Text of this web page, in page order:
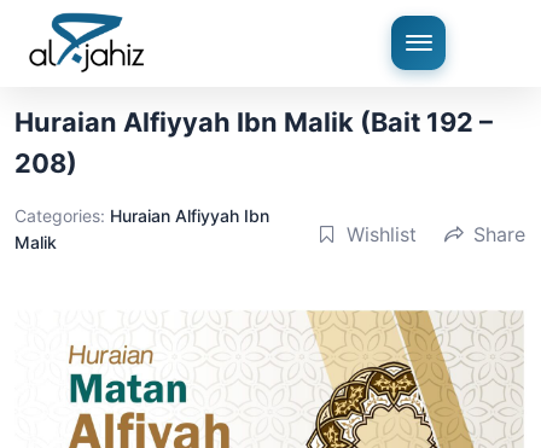
Huraian Alfiyyah Ibn Malik (Bait 192 –
208)
Categories: Huraian Alfiyyah Ibn
Malik
Wishlist Share